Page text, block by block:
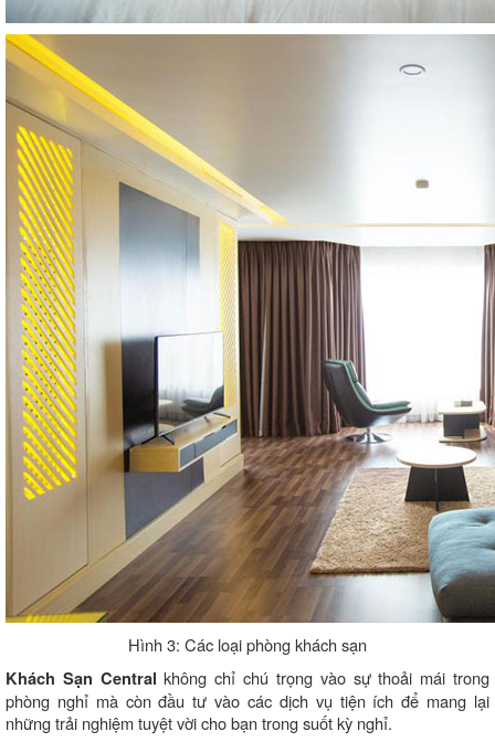
Hình 3: Các loại phòng khách sạn
Khách Sạn Central không chỉ chú trọng vào sự thoải mái trong
phòng nghỉ mà còn đầu tư vào các dịch vụ tiện ích để mang lại
những trải nghiệm tuyệt vời cho bạn trong suốt kỳ nghỉ.